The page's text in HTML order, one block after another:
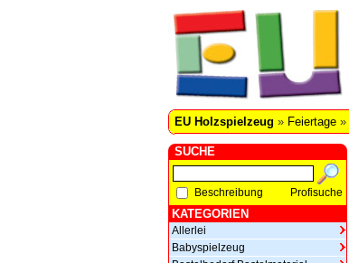
EU Holzspielzeug » Feiertage »
SUCHE
Beschreibung Profisuche
KATEGORIEN
Allerlei
Babyspielzeug